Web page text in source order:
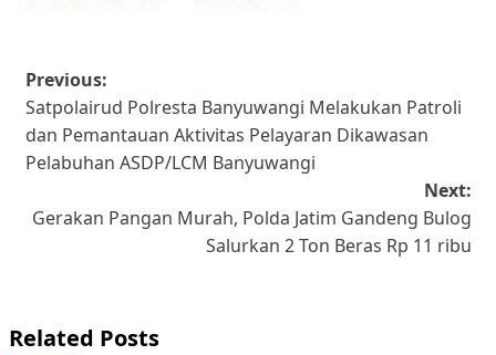
Post
navigation
Previous:
Satpolairud Polresta Banyuwangi Melakukan Patroli
dan Pemantauan Aktivitas Pelayaran Dikawasan
Pelabuhan ASDP/LCM Banyuwangi
Next:
Gerakan Pangan Murah, Polda Jatim Gandeng Bulog
Salurkan 2 Ton Beras Rp 11 ribu
Related Posts